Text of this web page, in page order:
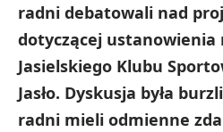
radni debatowali nad
dotyczącej ustanowienia
Jasielskiego Klubu
Jasło. Dyskusja była
radni mieli odmienne